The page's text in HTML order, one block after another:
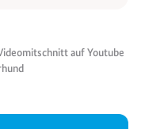
auf Youtube